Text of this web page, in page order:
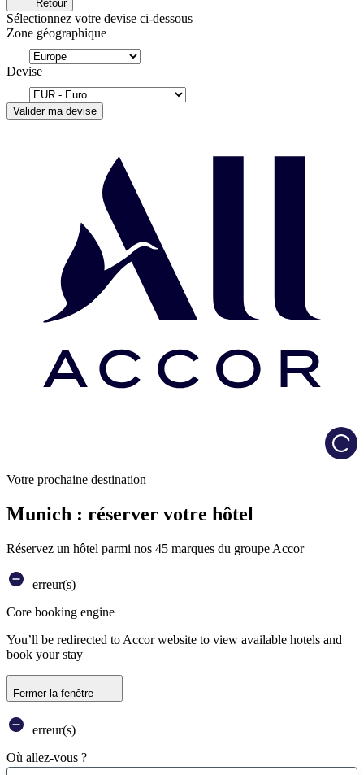
Retour
Sélectionnez votre devise ci-dessous
Zone géographique
Devise
Valider ma devise
Votre prochaine destination
Munich : réserver votre hôtel
Réservez un hôtel parmi nos 45 marques du groupe Accor
erreur(s)
Core booking engine
You’ll be redirected to Accor website to view available hotels and
book your stay
Fermer la fenêtre
erreur(s)
Où allez-vous ?